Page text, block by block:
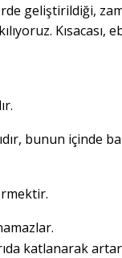
geliştirildiği,
Kısacası,
bunun içinde
katlanarak